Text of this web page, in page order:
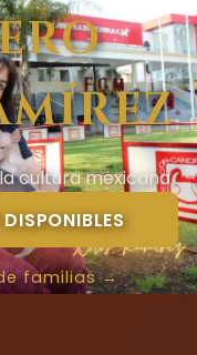
cultura mexicana.
familias →